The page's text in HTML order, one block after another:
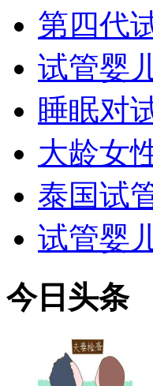
第四代
试管婴
睡眠对
大龄女
泰国试
试管婴
今日 头条